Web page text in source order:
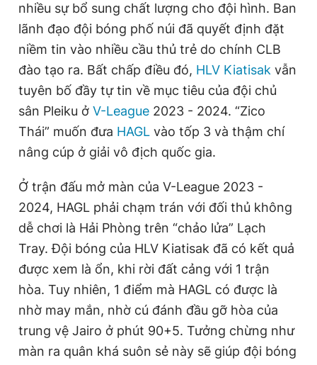
Tiện ích Bạn cần biết
Thông tin tòa soạn Liên hệ quảng cáo
Theo dõi báo trên
Hotline
0906 645 777
Liên hệ quảng cáo
0908 780 404
Đặt báo Quảng cáo RSS Tòa soạn Chính sách bảo
nhiều sự bổ sung chất lượng cho đội hình. Ban
lãnh đạo đội bóng phố núi đã quyết định đặt
niềm tin vào nhiều cầu thủ trẻ do chính CLB
đào tạo ra. Bất chấp điều đó, HLV Kiatisak vẫn
tuyên bố đầy tự tin về mục tiêu của đội chủ
sân Pleiku ở V-League 2023 - 2024. “Zico
Thái” muốn đưa HAGL vào tốp 3 và thậm chí
nâng cúp ở giải vô địch quốc gia.
Ở trận đấu mở màn của V-League 2023 -
2024, HAGL phải chạm trán với đối thủ không
dễ chơi là Hải Phòng trên “chảo lửa” Lạch
Tray. Đội bóng của HLV Kiatisak đã có kết quả
được xem là ổn, khi rời đất cảng với 1 trận
hòa. Tuy nhiên, 1 điểm mà HAGL có được là
nhờ may mắn, nhờ cú đánh đầu gỡ hòa của
trung vệ Jairo ở phút 90+5. Tưởng chừng như
màn ra quân khá suôn sẻ này sẽ giúp đội bóng